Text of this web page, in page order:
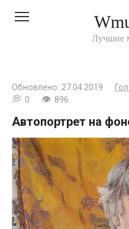
Лучшие
Обновлено: 27.04.2019
0
896
Автопортрет на